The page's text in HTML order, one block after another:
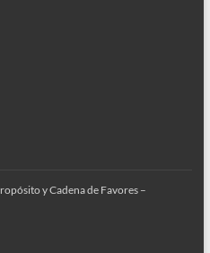
y Cadena de Favores –